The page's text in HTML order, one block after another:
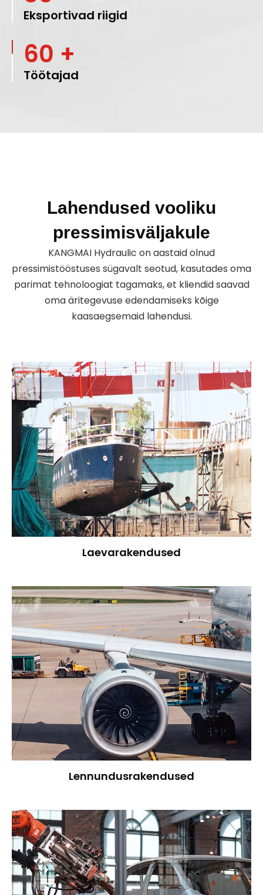
Eksportivad riigid
60 +
Töötajad
Lahendused vooliku
pressimisväljakule
KANGMAI Hydraulic on aastaid olnud
pressimistööstuses sügavalt seotud, kasutades oma
parimat tehnoloogiat tagamaks, et kliendid saavad
oma äritegevuse edendamiseks kõige
kaasaegsemaid lahendusi.
Laevarakendused
Lennundusrakendused